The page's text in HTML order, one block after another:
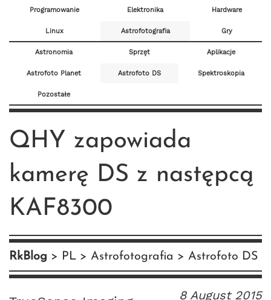
Programowanie Elektronika Hardware
Linux Astrofotografia Gry
Astronomia Sprzęt Aplikacje
Astrofoto Planet Astrofoto DS Spektroskopia
Pozostałe
QHY zapowiada
kamerę DS z następcą
KAF8300
RkBlog PL Astrofotografia Astrofoto DS
8 August 2015